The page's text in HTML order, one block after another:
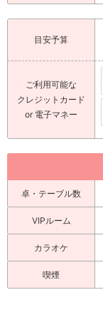
目安予算
ご利用可能な
クレジットカード
or 電子マネー
卓・テーブル数
VIPルーム
カラオケ
喫煙